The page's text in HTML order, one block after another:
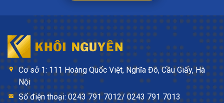
Cơ sở 1: 111 Hoàng Quốc Việt, Nghĩa Đô, Cầu Giấy, Hà
Nội
Số điện thoại: 0243 791 7012/ 0243 791 7013